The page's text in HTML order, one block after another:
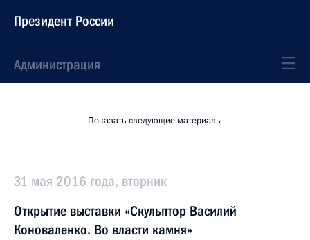
Президент России
Администрация
Показать следующие материалы
31 мая 2016 года, вторник
Открытие выставки «Скульптор Василий
Коноваленко. Во власти камня»